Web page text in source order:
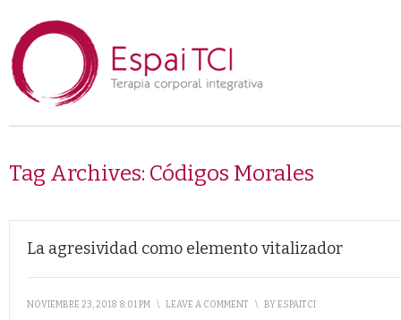
Tag Archives: Códigos Morales
La agresividad como elemento vitalizador
NOVIEMBRE 23, 2018 8:01 PM \ LEAVE A COMMENT \ BYESPAITCI